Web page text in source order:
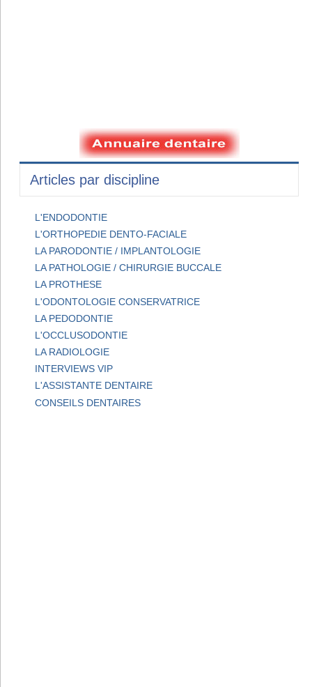
Articles par discipline
L'ENDODONTIE
L'ORTHOPEDIE DENTO-FACIALE
LA PARODONTIE / IMPLANTOLOGIE
LA PATHOLOGIE / CHIRURGIE BUCCALE
LA PROTHESE
L'ODONTOLOGIE CONSERVATRICE
LA PEDODONTIE
L'OCCLUSODONTIE
LA RADIOLOGIE
INTERVIEWS VIP
L'ASSISTANTE DENTAIRE
CONSEILS DENTAIRES